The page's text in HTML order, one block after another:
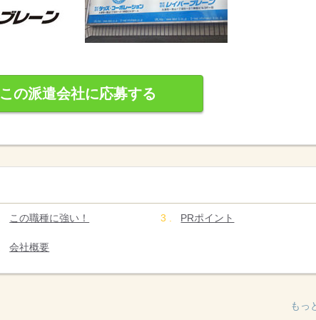
この派遣会社に応募する
この職種に強い！ PRポイント
会社概要
もっ